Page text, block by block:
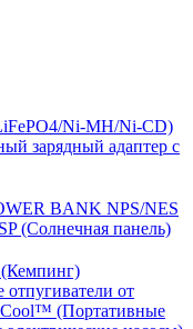
Ni-MH/Ni-CD)
зарядный адаптер с
BANK NPS/NES
(Солнечная панель)
(Кемпинг)
от
(Портативные